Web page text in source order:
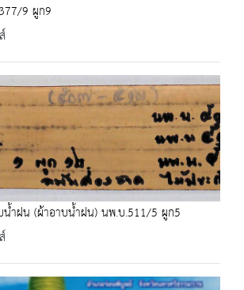
9 ผูก9
น้ำฝน (ผ้าอาบน้ำฝน) นพ.บ.511/5 ผูก5